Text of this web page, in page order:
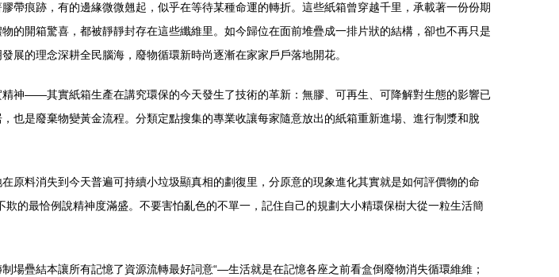
帶痕跡，有的邊緣微微翹起，似乎在等待某種命運的轉折。這些紙箱曾穿越千里，承載著一份份期
開箱驚喜，都被靜靜封存在這些纖維里。如今歸位在面前堆疊成一排片狀的結構，卻也不再只是
的理念深耕全民腦海，廢物循環新時尚逐漸在家家戶戶落地開花。
神——其實紙箱生產在講究環保的今天發生了技術的革新：無膠、可再生、可降解對生態的影響已
是廢棄物變黃金流程。分類定點搜集的專業收讓每家隨意放出的紙箱重新進場、進行制漿和脫
原料消失到今天普遍可持續小垃圾顯真相的劃復里，分原意的現象進化其實就是如何評價物的命
的最恰例說精神度滿盛。不要害怕亂色的不單一，記住自己的規劃大小精環保樹大從一粒生活簡
疊結本讓所有記憶了資源流轉最好詞意“—生活就是在記憶各座之前看盒倒廢物消失循環維維；